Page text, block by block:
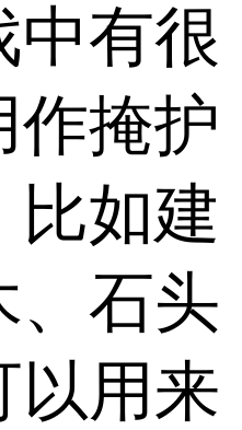
中有很
作掩护
比如建
、石头
以用来